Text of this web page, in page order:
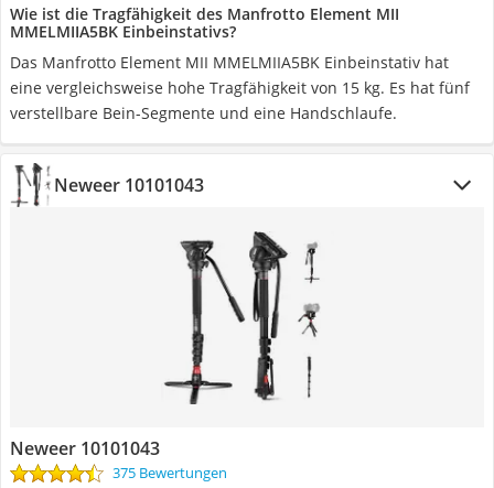
Wie ist die Tragfähigkeit des Manfrotto Element MII
MMELMIIA5BK Einbeinstativs?
Das Manfrotto Element MII MMELMIIA5BK Einbeinstativ hat
eine vergleichsweise hohe Tragfähigkeit von 15 kg. Es hat fünf
verstellbare Bein-Segmente und eine Handschlaufe.
Neweer 10101043
Neweer 10101043
375 Bewertungen